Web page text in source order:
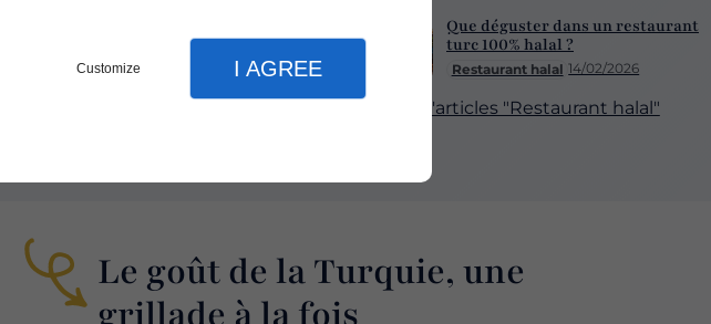
Customize I AGREE Restaurant halal 14/02/2026
Que déguster dans un restaurant
turc 100% halal ?
Plus d'articles "Restaurant halal"
Le goût de la Turquie, une
grillade à la fois